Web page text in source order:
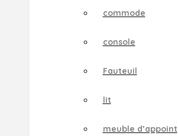
commode
console
Fauteuil
lit
meuble d’appoint